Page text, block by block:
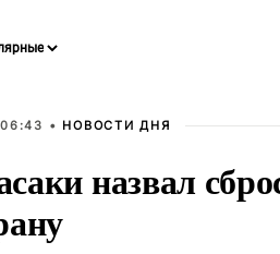
• НОВОСТИ ДНЯ
назвал